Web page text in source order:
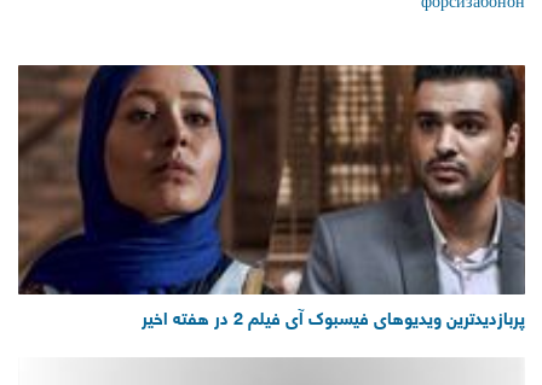
پربازدیدترین ویدیوهای فیسبوک آی فیلم 2 در هفته اخیر